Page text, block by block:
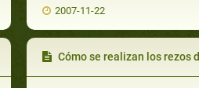
2007-11-22
Cómo se realizan los rezos